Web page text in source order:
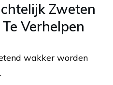
Zweten
Verhelpen
wakker worden